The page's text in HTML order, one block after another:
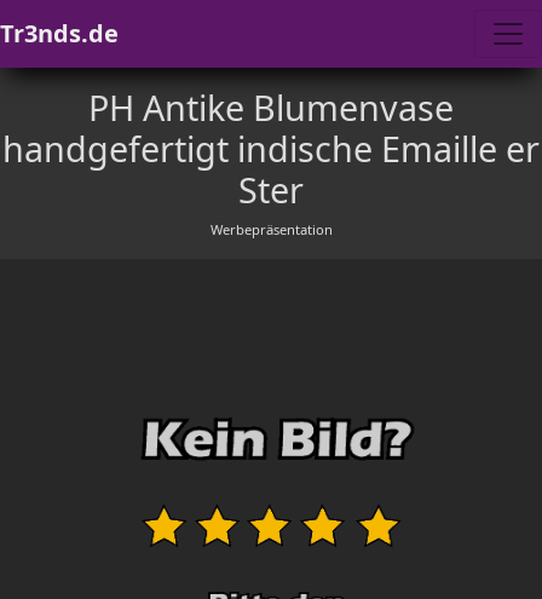
Tr3nds.de
PH Antike Blumenvase
handgefertigt indische Emaille er
Ster
Werbepräsentation